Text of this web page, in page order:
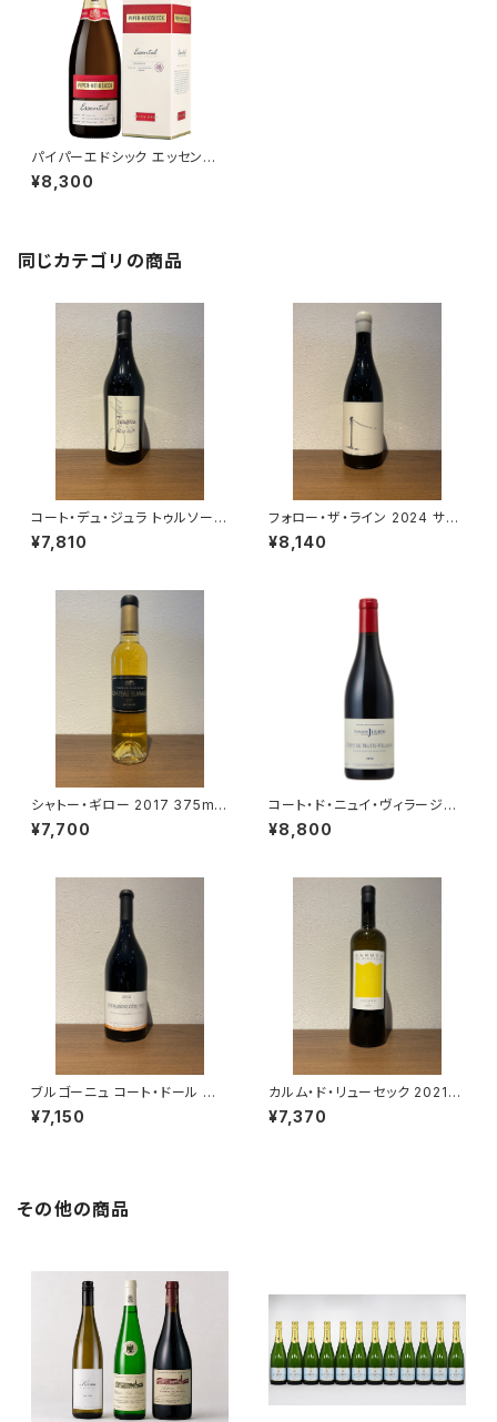
パイパーエドシック エッセンシ
エル エクストラ・ブリュット 箱入
750ml
¥8,300
同じカテゴリの商品
コート・デュ・ジュラ トゥルソー
ド・ラ・ヴァレ 2024 クールベ 赤
ワイン ジュラ フランス 750ml
¥7,810
フォロー・ザ・ライン 2024 サヴ
ェージ 赤ワイン 南アフリカ サン
ソー 750ml
¥8,140
シャトー・ギロー 2017 375ml
ソーテルヌ第1級格付 貴腐ワイ
ン
¥7,700
コート・ド・ニュイ・ヴィラージュ
2018 750ml ドメーヌ・ジュリア
ン・ジェラール＆フィス
¥8,800
ブルゴーニュ コート・ドール ル
ージュ 2022 トロ・ボー 赤ワイ
ン ブルゴーニュ 750ml
¥7,150
カルム・ド・リューセック 2021
極甘口 貴腐ワイン ソーテルヌ 7
50ml
¥7,370
その他の商品